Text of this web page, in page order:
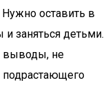
оставить в
заняться детьми.
выводы, не
подрастающего